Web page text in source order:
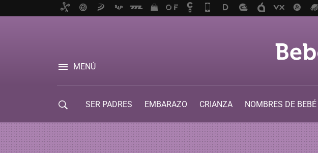
MENÚ
SER PADRES EMBARAZO CRIANZA NOMBRES DE BEBÉ